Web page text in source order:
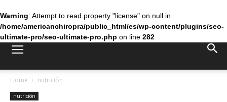
Warning: Attempt to read property "license" on null in
/home/americanchiropra/public_html/es/wp-content/plugins/seo-
ultimate-pro/seo-ultimate-pro.php on line 282
Home nutrición
nutrición